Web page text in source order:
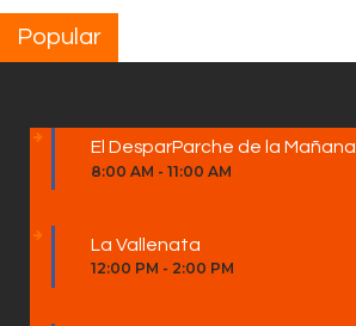
Popular
El DesparParche de la Mañana
8:00 AM - 11:00 AM
La Vallenata
12:00 PM - 2:00 PM